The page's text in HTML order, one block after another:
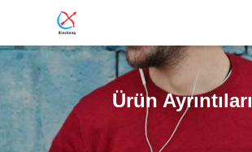
Ürün Ayrıntıları